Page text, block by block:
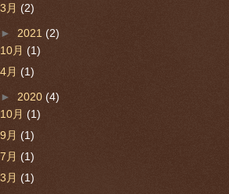
3月 (2)
► 2021 (2)
10月 (1)
4月 (1)
► 2020 (4)
10月 (1)
9月 (1)
7月 (1)
3月 (1)